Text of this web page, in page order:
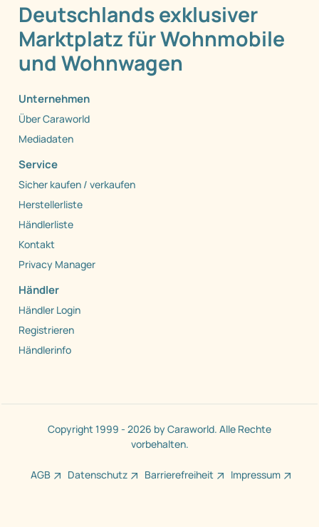
Deutschlands exklusiver
Marktplatz für Wohnmobile
und Wohnwagen
Unternehmen
Über Caraworld
Mediadaten
Service
Sicher kaufen / verkaufen
Herstellerliste
Händlerliste
Kontakt
Privacy Manager
Händler
Händler Login
Registrieren
Händlerinfo
Copyright 1999 - 2026 by Caraworld. Alle Rechte
vorbehalten.
AGB Datenschutz Barrierefreiheit Impressum